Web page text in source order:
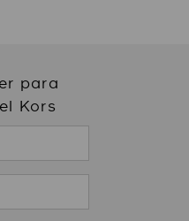
para
Kors